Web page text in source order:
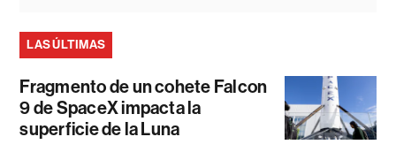
LAS ÚLTIMAS
Fragmento de un cohete Falcon
9 de SpaceX impacta la
superficie de la Luna